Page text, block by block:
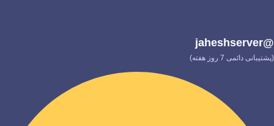
@jaheshserver
(پشتیبانی دائمی 7 روز هفته)